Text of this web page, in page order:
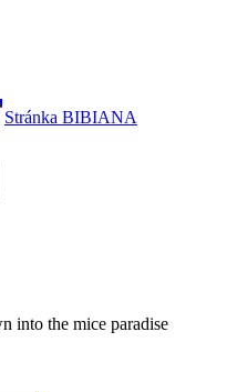
Stránka BIBIANA
into the mice paradise